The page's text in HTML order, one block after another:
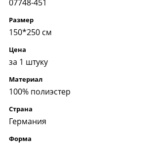
07748-451
Размер
150*250 см
Цена
за 1 штуку
Материал
100% полиэстер
Страна
Германия
Форма